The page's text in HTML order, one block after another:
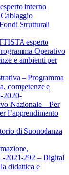
interno
Strutturali
esperto
Operativo
e ambienti per
– Programma
competenze e
2020-
Nazionale – Per
l’apprendimento
di Suonodanza
2021-292 – Digital
didattica e